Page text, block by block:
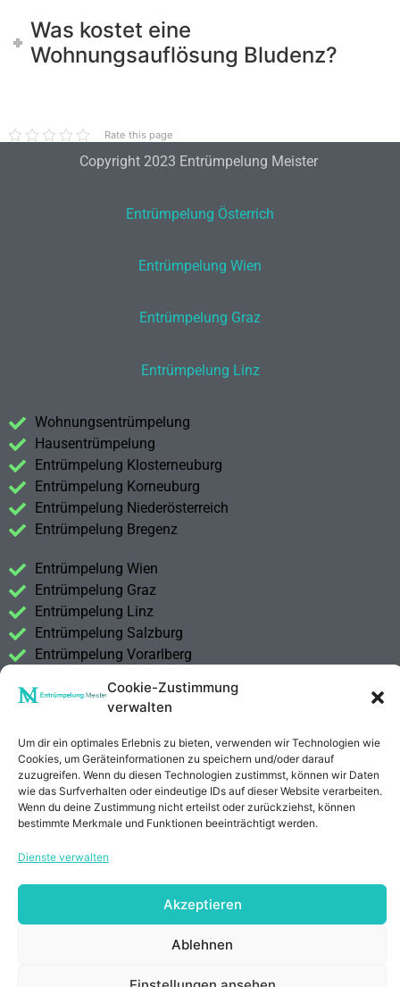
Cookie-Zustimmung
verwalten
Um dir ein optimales Erlebnis zu bieten, verwenden wir Technologien wie
Cookies, um Geräteinformationen zu speichern und/oder darauf
zuzugreifen. Wenn du diesen Technologien zustimmst, können wir Daten
wie das Surfverhalten oder eindeutige IDs auf dieser Website verarbeiten.
Wenn du deine Zustimmung nicht erteilst oder zurückziehst, können
bestimmte Merkmale und Funktionen beeinträchtigt werden.
Dienste verwalten
Akzeptieren
Ablehnen
Was kostet eine
Wohnungsauflösung Bludenz?
Rate this page
Copyright 2023 Entrümpelung Meister
Entrümpelung Österrich
Entrümpelung Wien
Entrümpelung Graz
Entrümpelung Linz
Wohnungsentrümpelung
Hausentrümpelung
Entrümpelung Klosterneuburg
Entrümpelung Korneuburg
Entrümpelung Niederösterreich
Entrümpelung Bregenz
Entrümpelung Wien
Entrümpelung Graz
Entrümpelung Linz
Entrümpelung Salzburg
Entrümpelung Vorarlberg
Impressum
Datenschutzerklärung